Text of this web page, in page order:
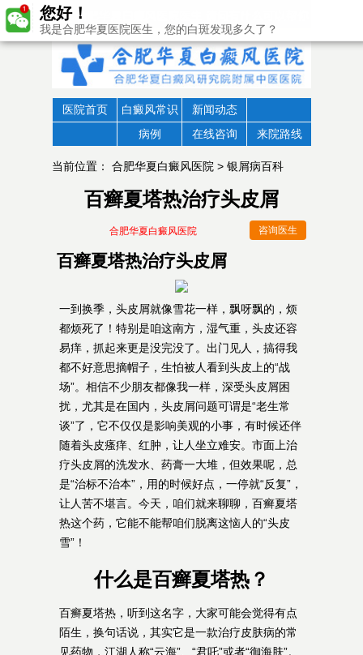
医院首页 白癜风常识
新闻动态
病例
在线咨询 来院路线
当前位置： 合肥华夏白癜风医院 > 银屑病百科
百癣夏塔热治疗头皮屑
合肥华夏白癜风医院 咨询医生
百癣夏塔热治疗头皮屑
一到换季，头皮屑就像雪花一样，飘呀飘的，烦
都烦死了！特别是咱这南方，湿气重，头皮还容
易痒，抓起来更是没完没了。出门见人，搞得我
都不好意思摘帽子，生怕被人看到头皮上的“战
场”。相信不少朋友都像我一样，深受头皮屑困
扰，尤其是在国内，头皮屑问题可谓是“老生常
谈”了，它不仅仅是影响美观的小事，有时候还伴
随着头皮瘙痒、红肿，让人坐立难安。市面上治
疗头皮屑的洗发水、药膏一大堆，但效果呢，总
是“治标不治本”，用的时候好点，一停就“反复”，
让人苦不堪言。今天，咱们就来聊聊，百癣夏塔
热这个药，它能不能帮咱们脱离这恼人的“头皮
雪”！
什么是百癣夏塔热？
百癣夏塔热，听到这名字，大家可能会觉得有点
陌生，换句话说，其实它是一款治疗皮肤病的常
见药物，江湖人称“云海”、“君吒”或者“御海肤”。
您好！
我是合肥华夏医院医生，您的白斑发现多久了？